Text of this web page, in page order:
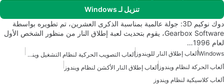
تنزيل لـ Windows
دوك نوكيم 3D: جولة عالمية بمناسبة الذكرى العشرين، تم تطويره بواسطة
Gearbox Software، يقوم بتحديث لعبة إطلاق النار من منظور الشخص الأول
لعام 1996…
Windowsألعاب إطلاق النار للويندوز
ألعاب التصويب الحركية لنظام التشغيل ويندوز 10
ألعاب الحركة لنظام ويندوز ألعاب إطلاق النار الأكشن لنظام ويندوز
ألعاب كلاسيكية لنظام ويندوز